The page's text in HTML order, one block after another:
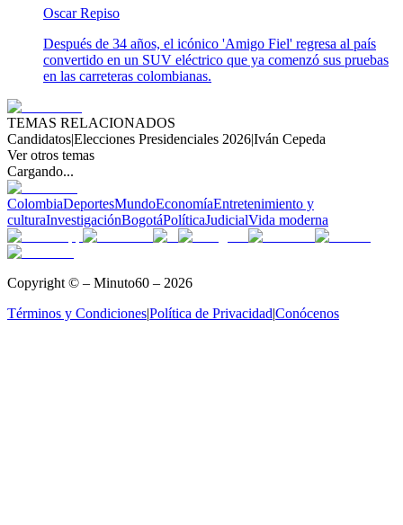
Oscar Repiso
Después de 34 años, el icónico 'Amigo Fiel' regresa al país
convertido en un SUV eléctrico que ya comenzó sus pruebas
en las carreteras colombianas.
TEMAS RELACIONADOS
Candidatos|Elecciones Presidenciales 2026|Iván Cepeda
Ver otros temas
Cargando...
ColombiaDeportesMundoEconomíaEntretenimiento y
culturaInvestigaciónBogotáPolíticaJudicialVida moderna
Copyright © – Minuto60 – 2026
Términos y Condiciones|Política de Privacidad|Conócenos